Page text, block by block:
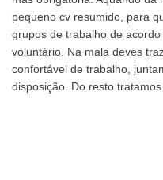
pequeno cv resumido, para
grupos de trabalho de
voluntário. Na mala deves
confortável de trabalho,
disposição. Do resto